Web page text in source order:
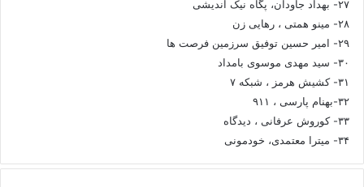
۲۷- بهداد جاودان، پگاه نیک اندیشی
۲۸- مینو همتی ، رهایی زن
۲۹- امیر حسین توفیق سرزمین فرصت ها
۳۰- سید مهدی موسوی بامداد
۳۱- کشیش هرمز ، شبکه ۷
۳۲-بهنام پارسی ، ۹۱۱
۳۳- کوروش عرفانی ، دیدگاه
۳۴- میترا معتمدی، خودمونی